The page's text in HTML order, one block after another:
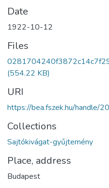
Date
1922-10-12
Files
(554.22 KB)
URI
https://bea.fszek.hu/handle/
Collections
Sajtókivágat-gyűjtemény
Place, address
Budapest